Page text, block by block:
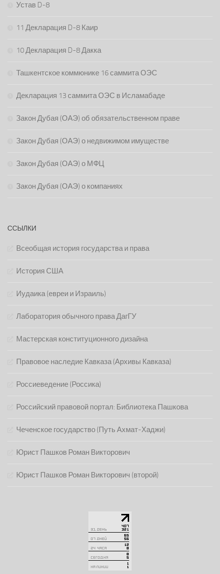
Устав D-8
11 Декларация D-8 Каир
10 Декларация D-8 Дакка
Ташкентское коммюнике 16 саммита ОЭС
Декларация 13 саммита ОЭС в Исламабаде
Закон Дубая (ОАЭ) об обязательственном праве
Закон Дубая (ОАЭ) о недвижимом имуществе
Закон Дубая (ОАЭ) о МФЦ
Закон Дубая (ОАЭ) о компаниях
ССЫЛКИ
Всеобщая история государства и права
История США
Иудаика (евреи и Израиль)
Лаборатория обычного права ДагГУ
Мастерская конституционного дизайна
Правовое наследие Кавказа (Архивы Кавказа)
Россиеведение (Россика)
Российский правовой портал: Библиотека Пашкова
Чеченское государство (Путь Ахмат-Хаджи)
Юрист Пашков Роман Викторович
Юрист Пашков Роман Викторович (второй)